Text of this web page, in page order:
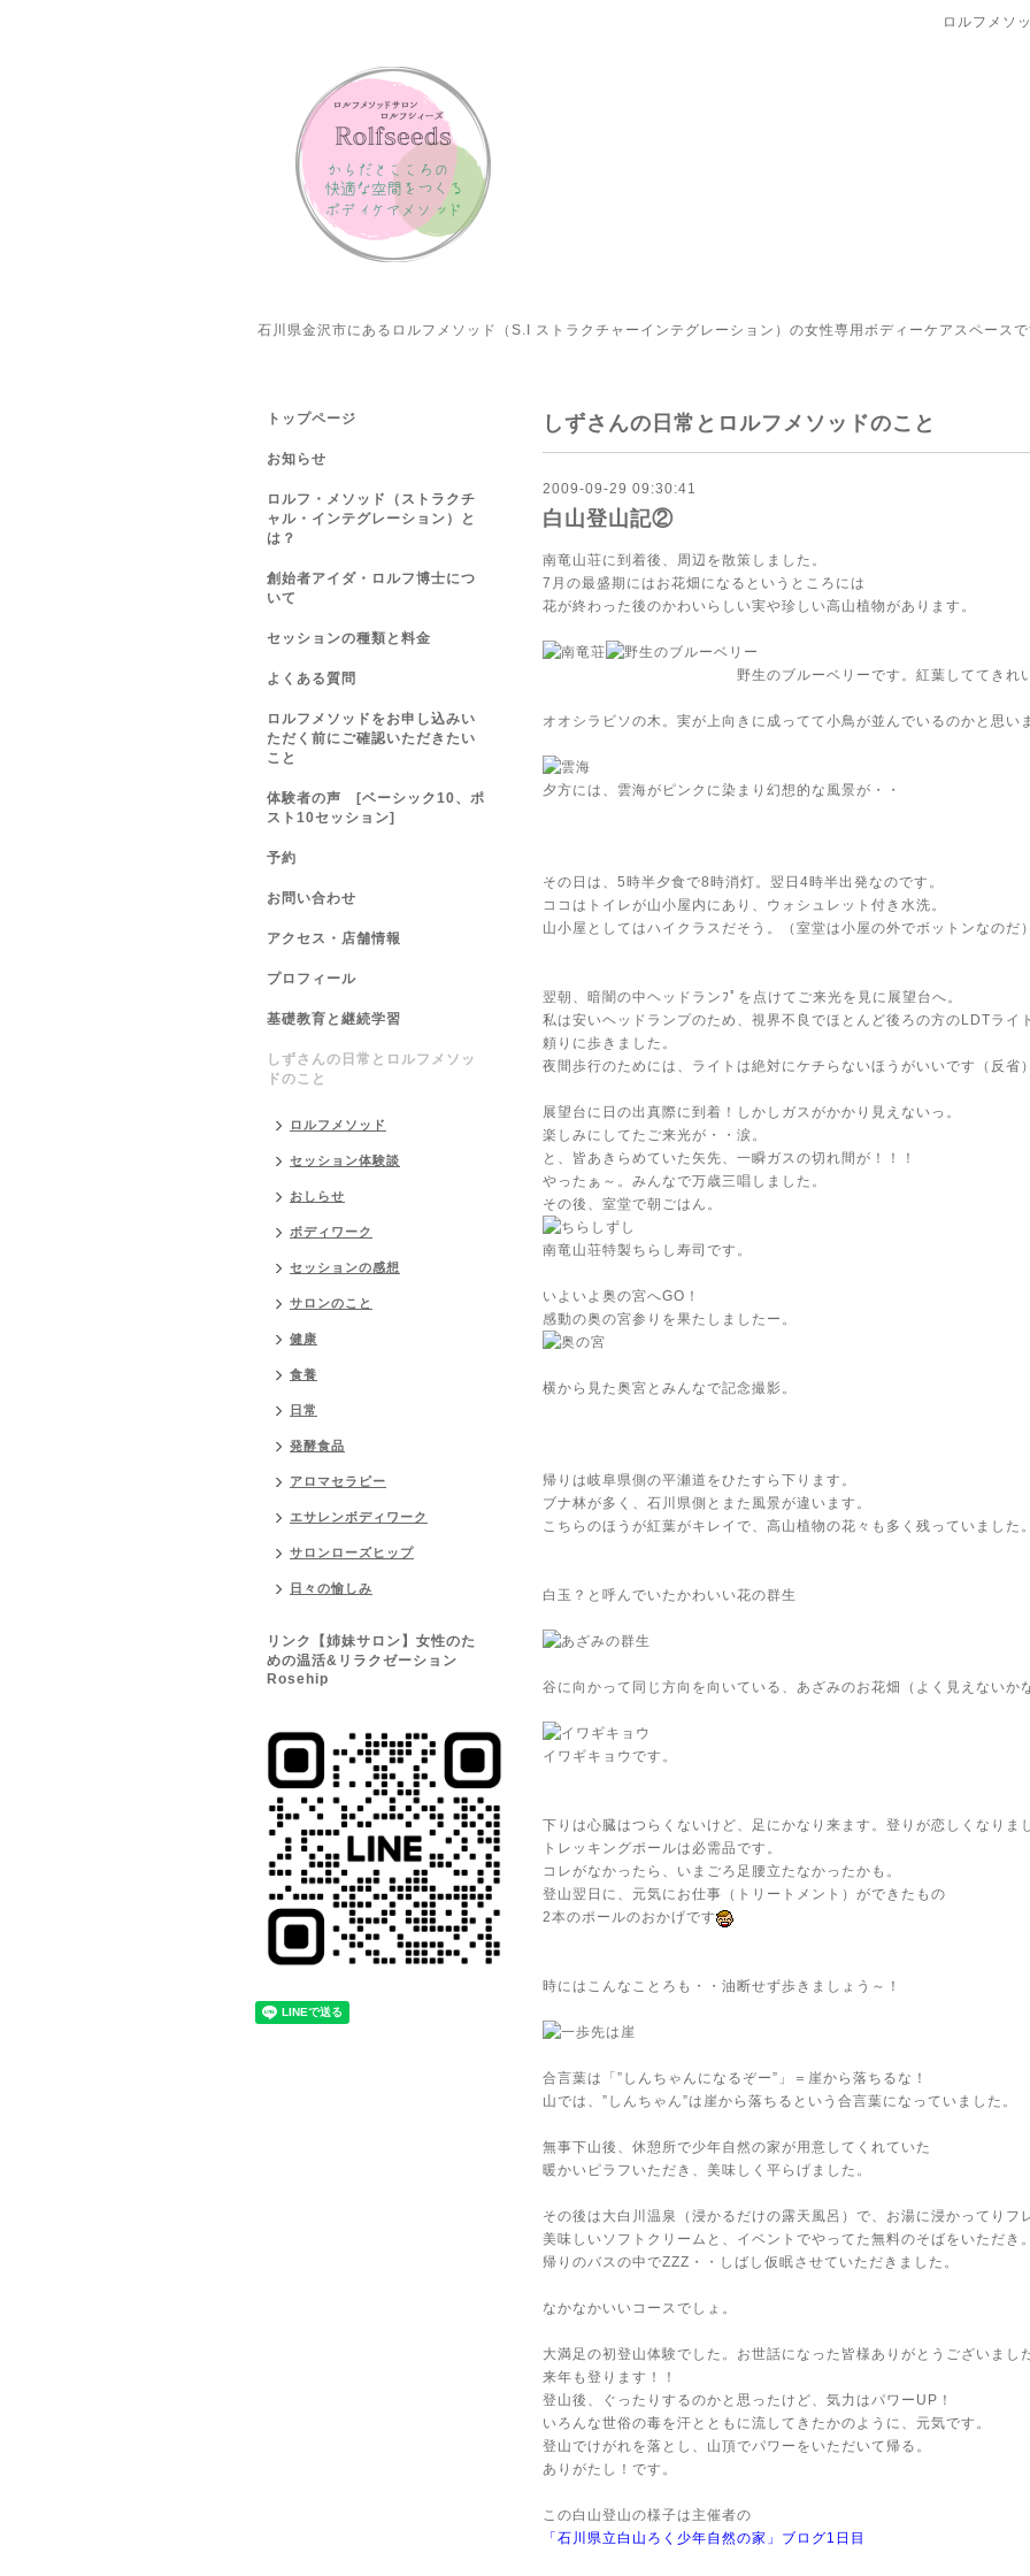
ロルフメソ
石川県金沢市にあるロルフメソッド（S.I ストラクチャーインテグレーション）の女性専用ボディーケアスペースで
しずさんの日常とロルフメソッドのこと
2009-09-29 09:30:41
白山登山記②
南竜山荘に到着後、周辺を散策しました。
7月の最盛期にはお花畑になるというところには
花が終わった後のかわいらしい実や珍しい高山植物があります。
野生のブルーベリーです。紅葉しててきれい
オオシラビソの木。実が上向きに成ってて小鳥が並んでいるのかと思い
夕方には、雲海がピンクに染まり幻想的な風景が・・
その日は、5時半夕食で8時消灯。翌日4時半出発なのです。
ココはトイレが山小屋内にあり、ウォシュレット付き水洗。
山小屋としてはハイクラスだそう。（室堂は小屋の外でボットンなのだ）
翌朝、暗闇の中ヘッドランﾌﾟを点けてご来光を見に展望台へ。
私は安いヘッドランプのため、視界不良でほとんど後ろの方のLDTライ
頼りに歩きました。
夜間歩行のためには、ライトは絶対にケチらないほうがいいです（反省）
展望台に日の出真際に到着！しかしガスがかかり見えないっ。
楽しみにしてたご来光が・・涙。
と、皆あきらめていた矢先、一瞬ガスの切れ間が！！！
やったぁ～。みんなで万歳三唱しました。
その後、室堂で朝ごはん。
南竜山荘特製ちらし寿司です。
いよいよ奥の宮へGO！
感動の奥の宮参りを果たしましたー。
横から見た奥宮とみんなで記念撮影。
帰りは岐阜県側の平瀬道をひたすら下ります。
ブナ林が多く、石川県側とまた風景が違います。
こちらのほうが紅葉がキレイで、高山植物の花々も多く残っていました。
白玉？と呼んでいたかわいい花の群生
谷に向かって同じ方向を向いている、あざみのお花畑（よく見えないか
イワギキョウです。
下りは心臓はつらくないけど、足にかなり来ます。登りが恋しくなりま
トレッキングポールは必需品です。
コレがなかったら、いまごろ足腰立たなかったかも。
登山翌日に、元気にお仕事（トリートメント）ができたもの
2本のポールのおかげです
時にはこんなことろも・・油断せず歩きましょう～！
合言葉は「”しんちゃんになるぞー”」＝崖から落ちるな！
山では、”しんちゃん”は崖から落ちるという合言葉になっていました。
無事下山後、休憩所で少年自然の家が用意してくれていた
暖かいピラフいただき、美味しく平らげました。
その後は大白川温泉（浸かるだけの露天風呂）で、お湯に浸かってりフ
美味しいソフトクリームと、イベントでやってた無料のそばをいただき。
帰りのバスの中でZZZ・・しばし仮眠させていただきました。
なかなかいいコースでしょ。
大満足の初登山体験でした。お世話になった皆様ありがとうございまし
来年も登ります！！
登山後、ぐったりするのかと思ったけど、気力はパワーUP！
いろんな世俗の毒を汗とともに流してきたかのように、元気です。
登山でけがれを落とし、山頂でパワーをいただいて帰る。
ありがたし！です。
この白山登山の様子は主催者の
「石川県立白山ろく少年自然の家」ブログ1日目
トップページ
お知らせ
ロルフ・メソッド（ストラクチ
ャル・インテグレーション）と
は？
創始者アイダ・ロルフ博士につ
いて
セッションの種類と料金
よくある質問
ロルフメソッドをお申し込みい
ただく前にご確認いただきたい
こと
体験者の声 [ベーシック10、ポ
スト10セッション]
予約
お問い合わせ
アクセス・店舗情報
プロフィール
基礎教育と継続学習
しずさんの日常とロルフメソッ
ドのこと
ロルフメソッド
セッション体験談
おしらせ
ボディワーク
セッションの感想
サロンのこと
健康
食養
日常
発酵食品
アロマセラピー
エサレンボディワーク
サロンローズヒップ
日々の愉しみ
リンク【姉妹サロン】女性のた
めの温活&リラクゼーション
Rosehip